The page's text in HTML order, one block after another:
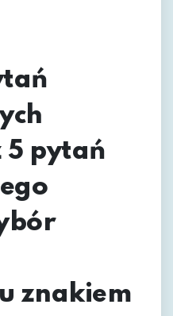
5 pytań
znakiem